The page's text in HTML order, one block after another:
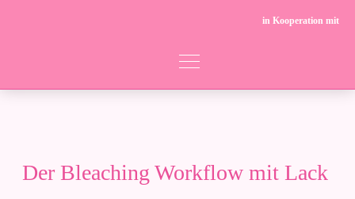
in Kooperation mit
Der Bleaching Workflow mit Lack